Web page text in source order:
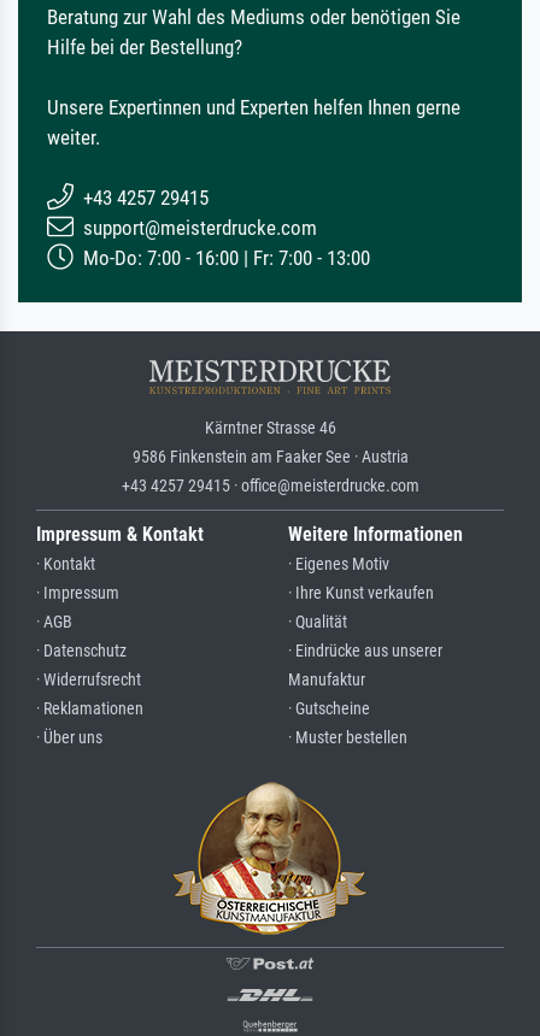
Beratung zur Wahl des Mediums oder benötigen Sie
Hilfe bei der Bestellung?
Unsere Expertinnen und Experten helfen Ihnen gerne
weiter.
+43 4257 29415
support@meisterdrucke.com
Mo-Do: 7:00 - 16:00 | Fr: 7:00 - 13:00
Kärntner Strasse 46
9586 Finkenstein am Faaker See · Austria
+43 4257 29415 · office@meisterdrucke.com
Impressum & Kontakt
· Kontakt
· Impressum
· AGB
· Datenschutz
· Widerrufsrecht
· Reklamationen
· Über uns
Weitere Informationen
· Eigenes Motiv
· Ihre Kunst verkaufen
· Qualität
· Eindrücke aus unserer
Manufaktur
· Gutscheine
· Muster bestellen